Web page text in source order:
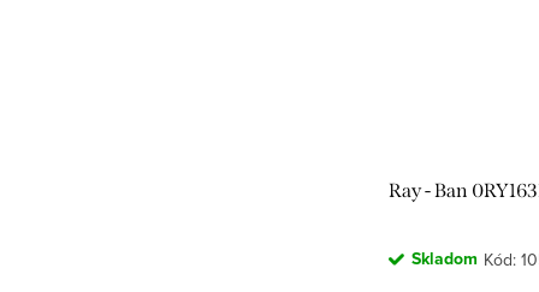
Ray - Ban
Skladom Kód: